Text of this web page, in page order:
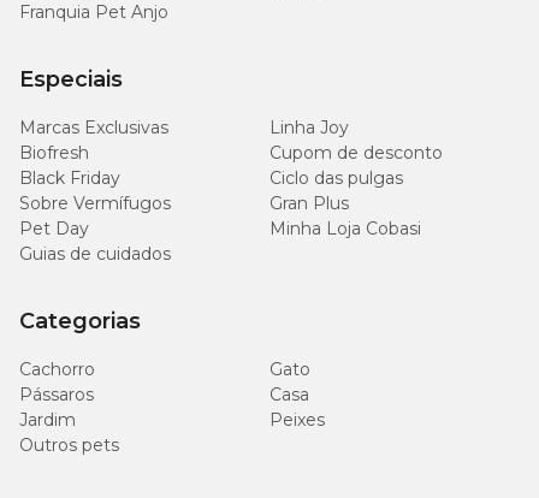
Franquia Pet Anjo
Especiais
Marcas Exclusivas
Linha Joy
Biofresh
Cupom de desconto
Black Friday
Ciclo das pulgas
Sobre Vermífugos
Gran Plus
Pet Day
Minha Loja Cobasi
Guias de cuidados
Categorias
Cachorro
Gato
Pássaros
Casa
Jardim
Peixes
Outros pets